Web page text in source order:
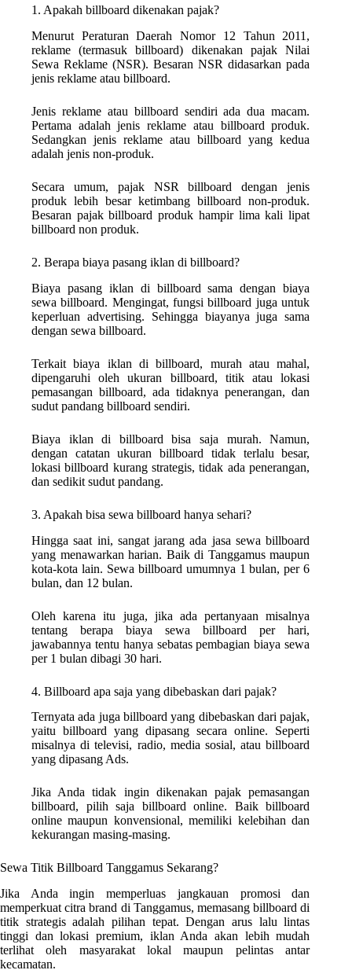
1. Apakah billboard dikenakan pajak?
Menurut Peraturan Daerah Nomor 12 Tahun 2011,
reklame (termasuk billboard) dikenakan pajak Nilai
Sewa Reklame (NSR). Besaran NSR didasarkan pada
jenis reklame atau billboard.
Jenis reklame atau billboard sendiri ada dua macam.
Pertama adalah jenis reklame atau billboard produk.
Sedangkan jenis reklame atau billboard yang kedua
adalah jenis non-produk.
Secara umum, pajak NSR billboard dengan jenis
produk lebih besar ketimbang billboard non-produk.
Besaran pajak billboard produk hampir lima kali lipat
billboard non produk.
2. Berapa biaya pasang iklan di billboard?
Biaya pasang iklan di billboard sama dengan biaya
sewa billboard. Mengingat, fungsi billboard juga untuk
keperluan advertising. Sehingga biayanya juga sama
dengan sewa billboard.
Terkait biaya iklan di billboard, murah atau mahal,
dipengaruhi oleh ukuran billboard, titik atau lokasi
pemasangan billboard, ada tidaknya penerangan, dan
sudut pandang billboard sendiri.
Biaya iklan di billboard bisa saja murah. Namun,
dengan catatan ukuran billboard tidak terlalu besar,
lokasi billboard kurang strategis, tidak ada penerangan,
dan sedikit sudut pandang.
3. Apakah bisa sewa billboard hanya sehari?
Hingga saat ini, sangat jarang ada jasa sewa billboard
yang menawarkan harian. Baik di Tanggamus maupun
kota-kota lain. Sewa billboard umumnya 1 bulan, per 6
bulan, dan 12 bulan.
Oleh karena itu juga, jika ada pertanyaan misalnya
tentang berapa biaya sewa billboard per hari,
jawabannya tentu hanya sebatas pembagian biaya sewa
per 1 bulan dibagi 30 hari.
4. Billboard apa saja yang dibebaskan dari pajak?
Ternyata ada juga billboard yang dibebaskan dari pajak,
yaitu billboard yang dipasang secara online. Seperti
misalnya di televisi, radio, media sosial, atau billboard
yang dipasang Ads.
Jika Anda tidak ingin dikenakan pajak pemasangan
billboard, pilih saja billboard online. Baik billboard
online maupun konvensional, memiliki kelebihan dan
kekurangan masing-masing.
Sewa Titik Billboard Tanggamus Sekarang?
Jika Anda ingin memperluas jangkauan promosi dan
memperkuat citra brand di Tanggamus, memasang billboard di
titik strategis adalah pilihan tepat. Dengan arus lalu lintas
tinggi dan lokasi premium, iklan Anda akan lebih mudah
terlihat oleh masyarakat lokal maupun pelintas antar
kecamatan.